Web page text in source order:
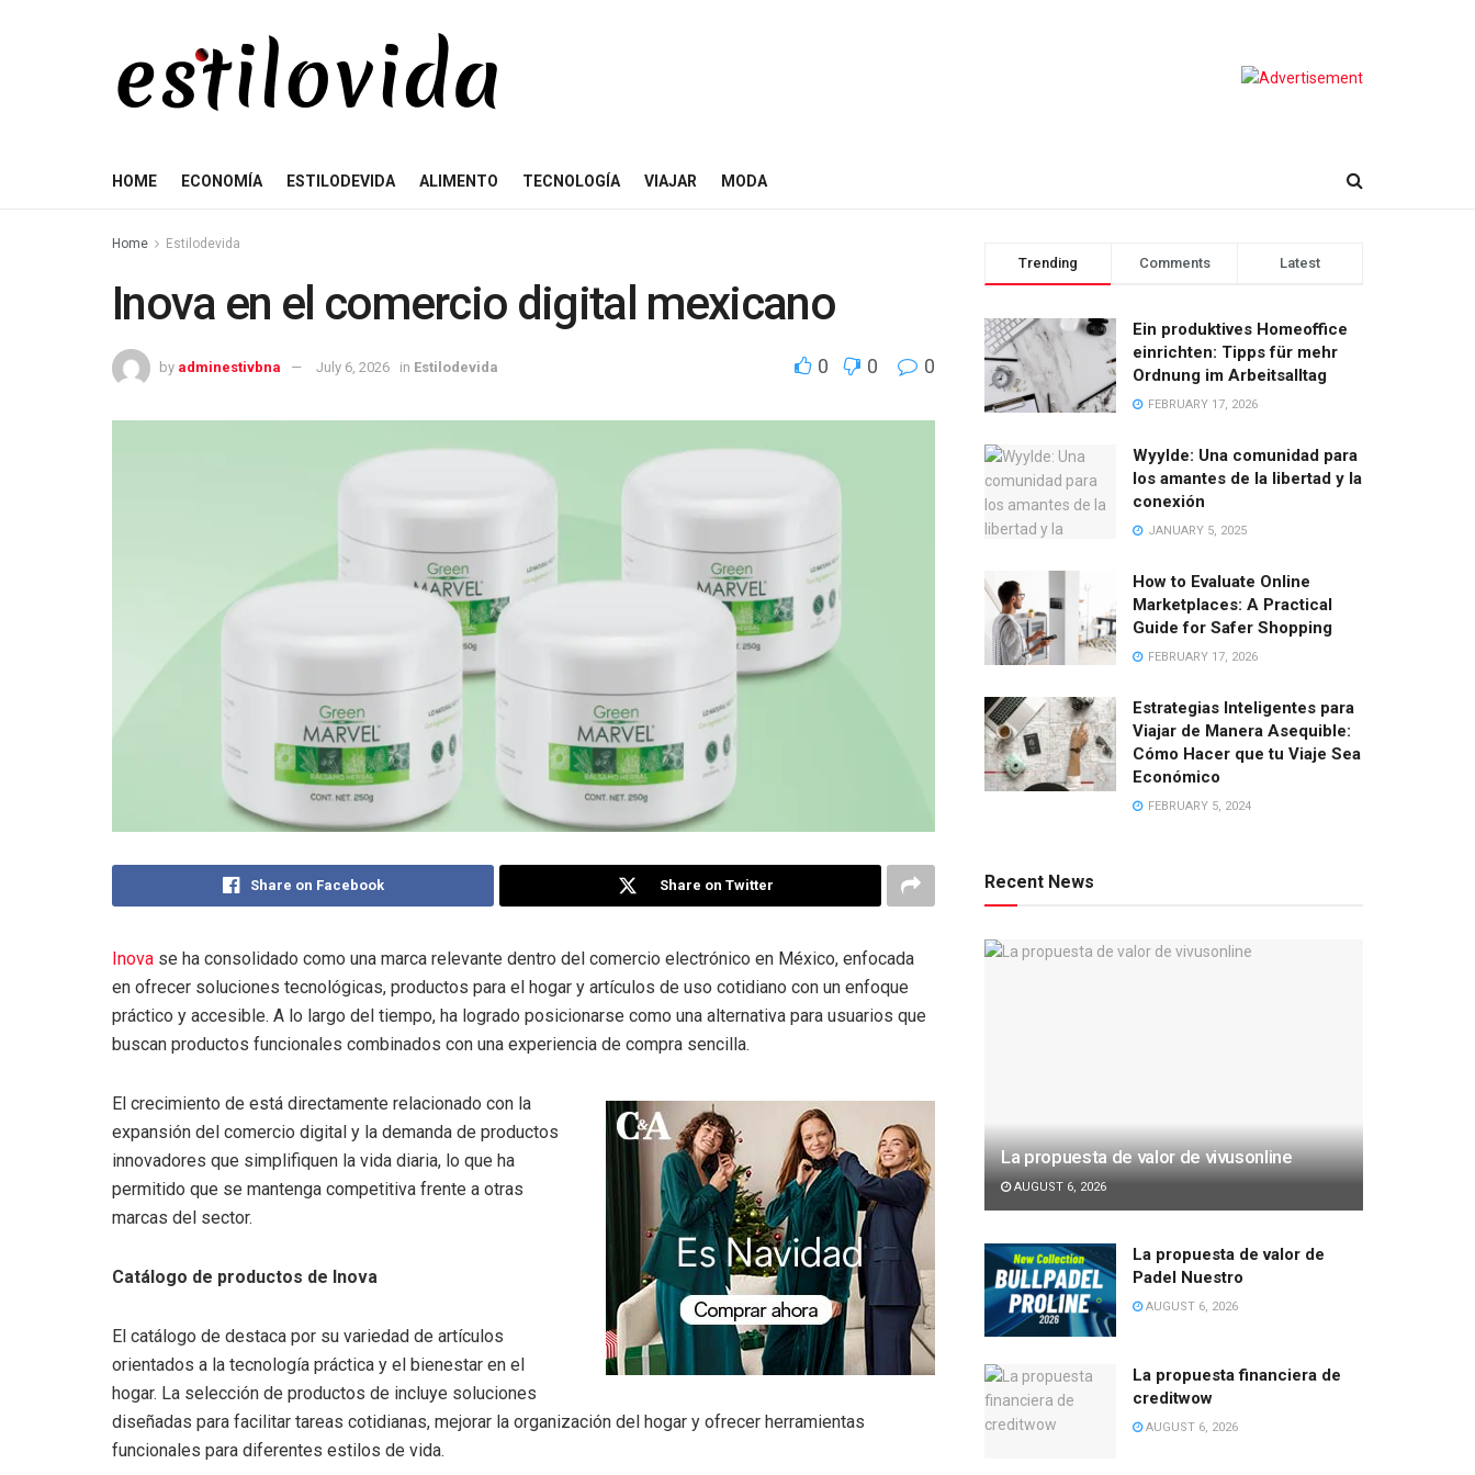
HOME ECONOMÍA ESTILODEVIDA ALIMENTO TECNOLOGÍA VIAJAR MODA
Home Estilodevida
Inova en el comercio digital mexicano
by adminestivbna July 6, 2026 in Estilodevida 0 0 0
Share on Facebook Share on Twitter
Inova se ha consolidado como una marca relevante dentro del comercio electrónico en México, enfocada
en ofrecer soluciones tecnológicas, productos para el hogar y artículos de uso cotidiano con un enfoque
práctico y accesible. A lo largo del tiempo, ha logrado posicionarse como una alternativa para usuarios que
buscan productos funcionales combinados con una experiencia de compra sencilla.
El crecimiento de está directamente relacionado con la
expansión del comercio digital y la demanda de productos
innovadores que simplifiquen la vida diaria, lo que ha
permitido que se mantenga competitiva frente a otras
marcas del sector.
Catálogo de productos de Inova
El catálogo de destaca por su variedad de artículos
orientados a la tecnología práctica y el bienestar en el
hogar. La selección de productos de incluye soluciones
diseñadas para facilitar tareas cotidianas, mejorar la organización del hogar y ofrecer herramientas
funcionales para diferentes estilos de vida.
Trending Comments Latest
Ein produktives Homeoffice
einrichten: Tipps für mehr
Ordnung im Arbeitsalltag
FEBRUARY 17, 2026
Wyylde: Una comunidad para
los amantes de la libertad y la
conexión
JANUARY 5, 2025
How to Evaluate Online
Marketplaces: A Practical
Guide for Safer Shopping
FEBRUARY 17, 2026
Estrategias Inteligentes para
Viajar de Manera Asequible:
Cómo Hacer que tu Viaje Sea
Económico
FEBRUARY 5, 2024
Recent News
La propuesta de valor de vivusonline
AUGUST 6, 2026
La propuesta de valor de
Padel Nuestro
AUGUST 6, 2026
La propuesta financiera de
creditwow
AUGUST 6, 2026